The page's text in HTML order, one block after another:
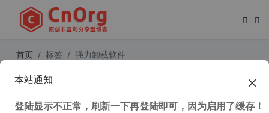
首页 标签 强力卸载软件
本站通知
登陆显示不正常，刷新一下再登陆即可，因为启用了缓存！